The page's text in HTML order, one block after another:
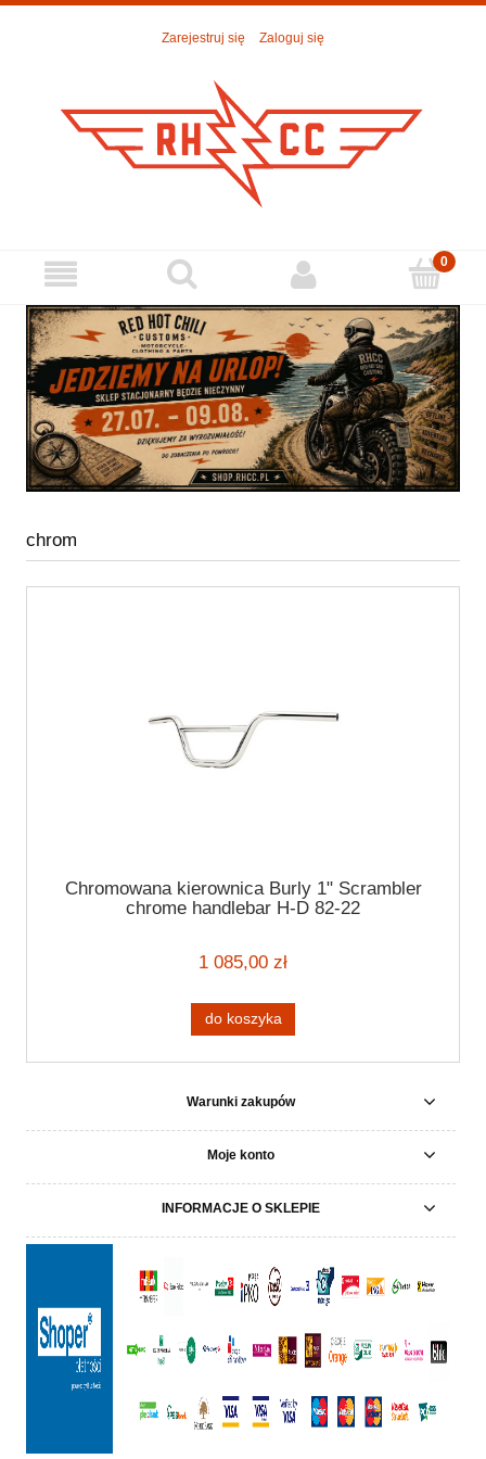
Zarejestruj się Zaloguj się
chrom
Chromowana kierownica Burly 1" Scrambler
chrome handlebar H-D 82-22
1 085,00 zł
do koszyka
Warunki zakupów
Moje konto
INFORMACJE O SKLEPIE